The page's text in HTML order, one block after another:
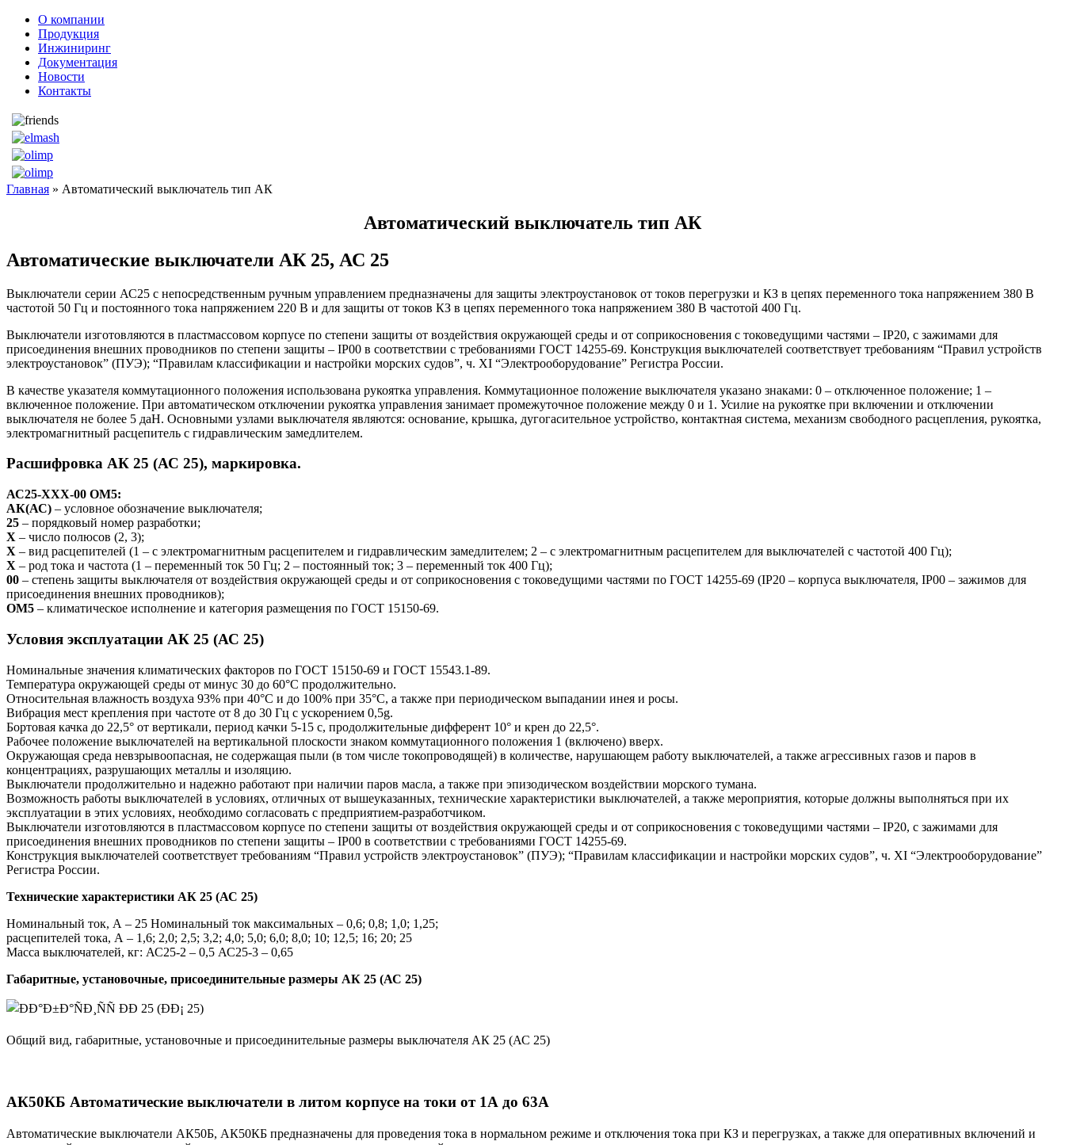
О компании
Продукция
Инжиниринг
Документация
Новости
Контакты
Главная » Автоматический выключатель тип АК
Автоматический выключатель тип АК
Автоматические выключатели АК 25, АС 25
Выключатели серии АС25 с непосредственным ручным управлением предназначены для защиты электроустановок от токов перегрузки и КЗ в цепях переменного тока напряжением 380 В
частотой 50 Гц и постоянного тока напряжением 220 В и для защиты от токов КЗ в цепях переменного тока напряжением 380 В частотой 400 Гц.
Выключатели изготовляются в пластмассовом корпусе по степени защиты от воздействия окружающей среды и от соприкосновения с токоведущими частями – IР20, с зажимами для
присоединения внешних проводников по степени защиты – IР00 в соответствии с требованиями ГОСТ 14255-69. Конструкция выключателей соответствует требованиям “Правил устройств
электроустановок” (ПУЭ); “Правилам классификации и настройки морских судов”, ч. ХI “Электрооборудование” Регистра России.
В качестве указателя коммутационного положения использована рукоятка управления. Коммутационное положение выключателя указано знаками: 0 – отключенное положение; 1 –
включенное положение. При автоматическом отключении рукоятка управления занимает промежуточное положение между 0 и 1. Усилие на рукоятке при включении и отключении
выключателя не более 5 даН. Основными узлами выключателя являются: основание, крышка, дугогасительное устройство, контактная система, механизм свободного расцепления, рукоятка,
электромагнитный расцепитель с гидравлическим замедлителем.
Расшифровка АК 25 (АС 25), маркировка.
АС25-ХХХ-00 ОМ5:
АК(АС) – условное обозначение выключателя;
25 – порядковый номер разработки;
Х – число полюсов (2, 3);
Х – вид расцепителей (1 – с электромагнитным расцепителем и гидравлическим замедлителем; 2 – с электромагнитным расцепителем для выключателей с частотой 400 Гц);
Х – род тока и частота (1 – переменный ток 50 Гц; 2 – постоянный ток; 3 – переменный ток 400 Гц);
00 – степень защиты выключателя от воздействия окружающей среды и от соприкосновения с токоведущими частями по ГОСТ 14255-69 (IР20 – корпуса выключателя, IР00 – зажимов для
присоединения внешних проводников);
ОМ5 – климатическое исполнение и категория размещения по ГОСТ 15150-69.
Условия эксплуатации АК 25 (АС 25)
Номинальные значения климатических факторов по ГОСТ 15150-69 и ГОСТ 15543.1-89.
Температура окружающей среды от минус 30 до 60°С продолжительно.
Относительная влажность воздуха 93% при 40°С и до 100% при 35°С, а также при периодическом выпадании инея и росы.
Вибрация мест крепления при частоте от 8 до 30 Гц с ускорением 0,5g.
Бортовая качка до 22,5° от вертикали, период качки 5-15 с, продолжительные дифферент 10° и крен до 22,5°.
Рабочее положение выключателей на вертикальной плоскости знаком коммутационного положения 1 (включено) вверх.
Окружающая среда невзрывоопасная, не содержащая пыли (в том числе токопроводящей) в количестве, нарушающем работу выключателей, а также агрессивных газов и паров в
концентрациях, разрушающих металлы и изоляцию.
Выключатели продолжительно и надежно работают при наличии паров масла, а также при эпизодическом воздействии морского тумана.
Возможность работы выключателей в условиях, отличных от вышеуказанных, технические характеристики выключателей, а также мероприятия, которые должны выполняться при их
эксплуатации в этих условиях, необходимо согласовать с предприятием-разработчиком.
Выключатели изготовляются в пластмассовом корпусе по степени защиты от воздействия окружающей среды и от соприкосновения с токоведущими частями – IР20, с зажимами для
присоединения внешних проводников по степени защиты – IР00 в соответствии с требованиями ГОСТ 14255-69.
Конструкция выключателей соответствует требованиям “Правил устройств электроустановок” (ПУЭ); “Правилам классификации и настройки морских судов”, ч. ХI “Электрооборудование”
Регистра России.
Технические характеристики АК 25 (АС 25)
Номинальный ток, А – 25 Номинальный ток максимальных – 0,6; 0,8; 1,0; 1,25;
расцепителей тока, А – 1,6; 2,0; 2,5; 3,2; 4,0; 5,0; 6,0; 8,0; 10; 12,5; 16; 20; 25
Масса выключателей, кг: АС25-2 – 0,5 АС25-3 – 0,65
Габаритные, установочные, присоединительные размеры АК 25 (АС 25)
Общий вид, габаритные, установочные и присоединительные размеры выключателя АК 25 (АС 25)
АК50КБ Автоматические выключатели в литом корпусе на токи от 1А до 63А
Автоматические выключатели АК50Б, АК50КБ предназначены для проведения тока в нормальном режиме и отключения тока при КЗ и перегрузках, а также для оперативных включений и